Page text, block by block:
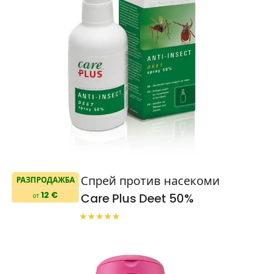
РАЗПРОДАЖБА
от 12 €
Спрей против насекоми
Care Plus Deet 50%